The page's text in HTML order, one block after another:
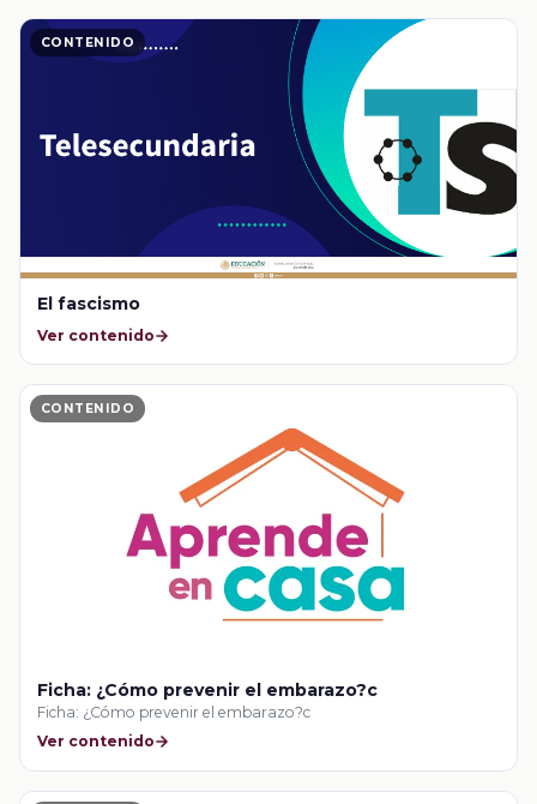
CONTENIDO
El fascismo
Ver contenido
CONTENIDO
Ficha: ¿Cómo prevenir el embarazo?c
Ficha: ¿Cómo prevenir el embarazo?c
Ver contenido